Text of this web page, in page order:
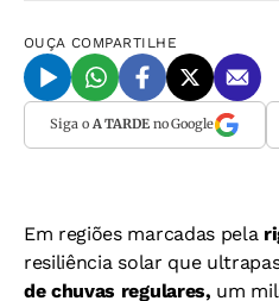
OUÇA COMPARTILHE
Siga o A TARDEno Google
Em regiões marcadas pela
resiliência solar que
de chuvas regulares, um